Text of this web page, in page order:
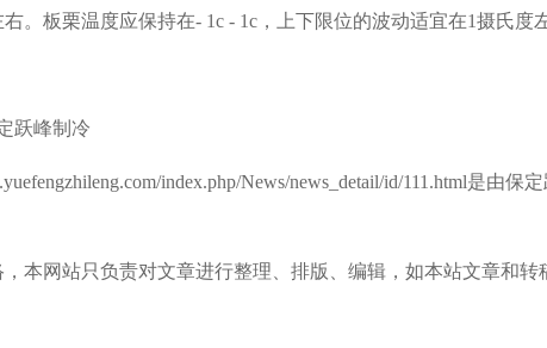
。板栗温度应保持在- 1c - 1c，上下限位的波动适宜在1摄氏度
跃峰制冷
index.php/News/news_detail/id/111.html是由
本网站只负责对文章进行整理、排版、编辑，如本站文章和